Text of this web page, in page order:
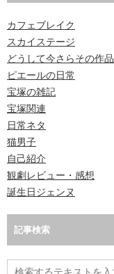
カフェブレイク
スカイステージ
どうして今さらその作品
ピエールの日常
宝塚の雑記
宝塚関連
日常ネタ
猫男子
自己紹介
観劇レビュー・感想
誕生日ジェンヌ
記事検索